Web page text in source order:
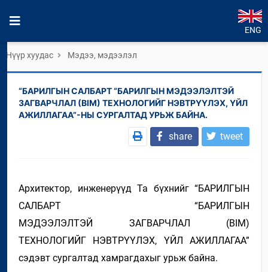
ENG
Нүүр хуудас Мэдээ, мэдээлэл
“БАРИЛГЫН САЛБАРТ “БАРИЛГЫН МЭДЭЭЛЭЛТЭЙ
ЗАГВАРЧЛАЛ (BIM) ТЕХНОЛОГИЙГ НЭВТРҮҮЛЭХ, ҮЙЛ
АЖИЛЛАГАА”-НЫ СУРГАЛТАД УРЬЖ БАЙНА.
share tweet
Архитектор, инженерүүд Та бүхнийг “БАРИЛГЫН
САЛБАРТ “БАРИЛГЫН
МЭДЭЭЛЭЛТЭЙ ЗАГВАРЧЛАЛ (BIM)
ТЕХНОЛОГИЙГ НЭВТРҮҮЛЭХ, ҮЙЛ АЖИЛЛАГАА”
сэдэвт сургалтад хамрагдахыг урьж байна.